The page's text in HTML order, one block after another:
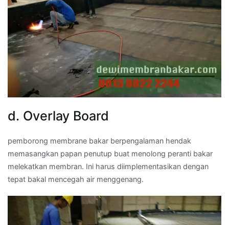
d. Overlay Board
pemborong membrane bakar berpengalaman hendak
memasangkan papan penutup buat menolong peranti bakar
melekatkan membran. Ini harus diimplementasikan dengan
tepat bakal mencegah air menggenang.